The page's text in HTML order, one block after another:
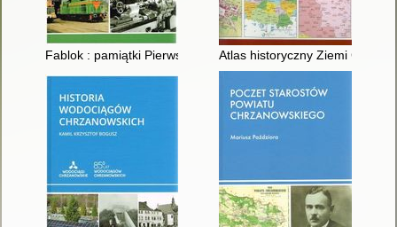
Fablok : pamiątki Pierwszej Fabryki Lokomotyw w Polsce
Atlas historyczny Ziemi